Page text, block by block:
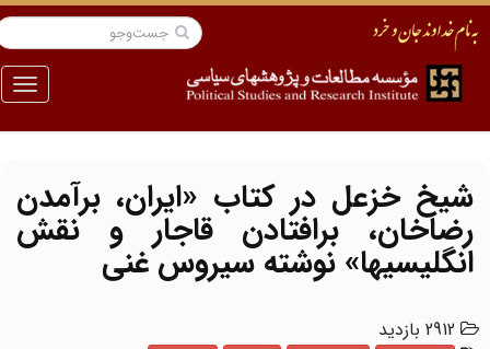
منو
شیخ خزعل در کتاب «ایران، برآمدن
رضاخان، برافتادن قاجار و نقش
انگلیسیها» نوشته سیروس غنی
2912 بازدید